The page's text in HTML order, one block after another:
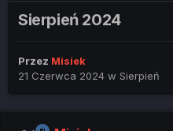
Sierpień 2024
Przez Misiek
21 Czerwca 2024 w Sierpień